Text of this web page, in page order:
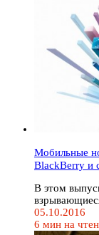
Мобильные
BlackBerry и
В этом
05.10.2016
6 мин на